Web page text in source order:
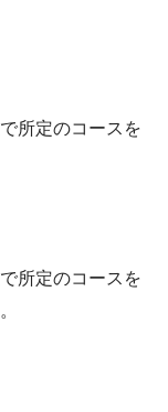
所定のコースを
所定のコースを